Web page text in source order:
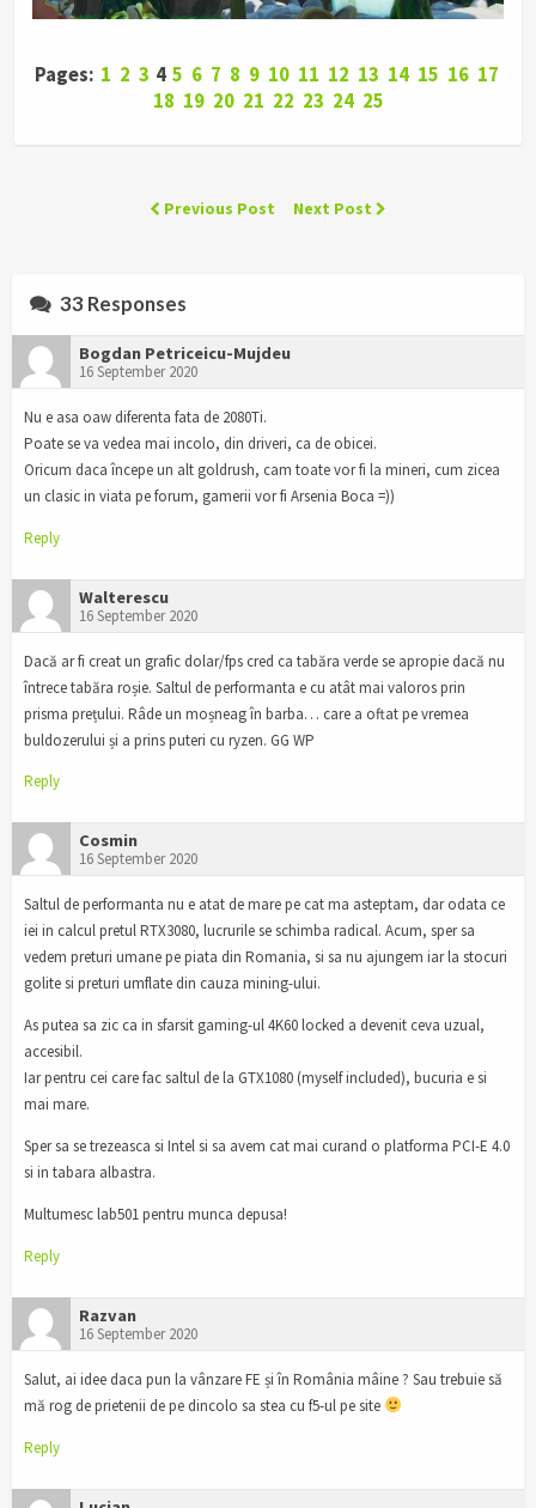
Pages: 1 2 3 4 5 6 7 8 9 10 11 12 13 14 15 16 17
18 19 20 21 22 23 24 25
Previous Post Next Post
33 Responses
Bogdan Petriceicu-Mujdeu
16 September 2020
Nu e asa oaw diferenta fata de 2080Ti.
Poate se va vedea mai incolo, din driveri, ca de obicei.
Oricum daca începe un alt goldrush, cam toate vor fi la mineri, cum zicea
un clasic in viata pe forum, gamerii vor fi Arsenia Boca =))
Reply
Walterescu
16 September 2020
Dacă ar fi creat un grafic dolar/fps cred ca tabăra verde se apropie dacă nu
întrece tabăra roșie. Saltul de performanta e cu atât mai valoros prin
prisma prețului. Râde un moșneag în barba… care a oftat pe vremea
buldozerului și a prins puteri cu ryzen. GG WP
Reply
Cosmin
16 September 2020
Saltul de performanta nu e atat de mare pe cat ma asteptam, dar odata ce
iei in calcul pretul RTX3080, lucrurile se schimba radical. Acum, sper sa
vedem preturi umane pe piata din Romania, si sa nu ajungem iar la stocuri
golite si preturi umflate din cauza mining-ului.
As putea sa zic ca in sfarsit gaming-ul 4K60 locked a devenit ceva uzual,
accesibil.
Iar pentru cei care fac saltul de la GTX1080 (myself included), bucuria e si
mai mare.
Sper sa se trezeasca si Intel si sa avem cat mai curand o platforma PCI-E 4.0
si in tabara albastra.
Multumesc lab501 pentru munca depusa!
Reply
Razvan
16 September 2020
Salut, ai idee daca pun la vânzare FE și în România mâine ? Sau trebuie să
mă rog de prietenii de pe dincolo sa stea cu f5-ul pe site
Reply